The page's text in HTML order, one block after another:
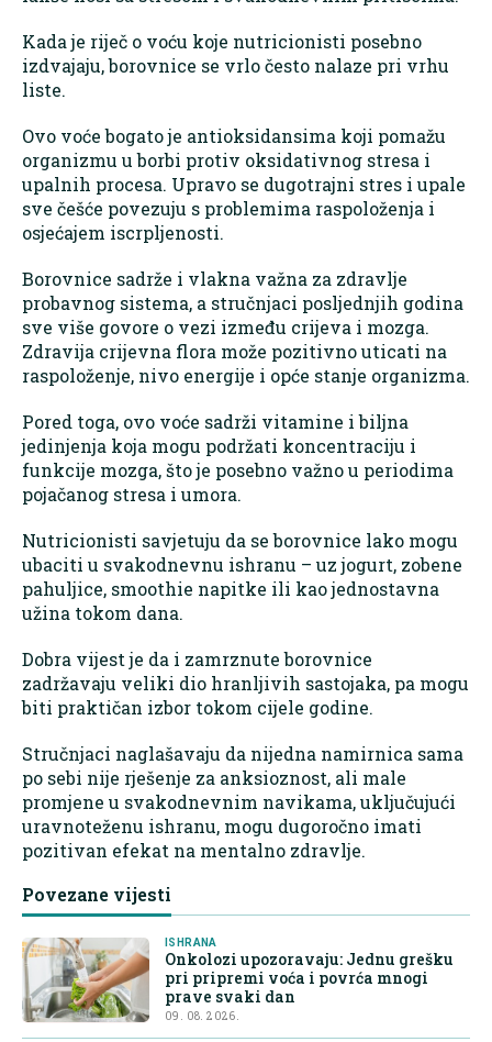
Kada je riječ o voću koje nutricionisti posebno
izdvajaju, borovnice se vrlo često nalaze pri vrhu
liste.
Ovo voće bogato je antioksidansima koji pomažu
organizmu u borbi protiv oksidativnog stresa i
upalnih procesa. Upravo se dugotrajni stres i upale
sve češće povezuju s problemima raspoloženja i
osjećajem iscrpljenosti.
Borovnice sadrže i vlakna važna za zdravlje
probavnog sistema, a stručnjaci posljednjih godina
sve više govore o vezi između crijeva i mozga.
Zdravija crijevna flora može pozitivno uticati na
raspoloženje, nivo energije i opće stanje organizma.
Pored toga, ovo voće sadrži vitamine i biljna
jedinjenja koja mogu podržati koncentraciju i
funkcije mozga, što je posebno važno u periodima
pojačanog stresa i umora.
Nutricionisti savjetuju da se borovnice lako mogu
ubaciti u svakodnevnu ishranu – uz jogurt, zobene
pahuljice, smoothie napitke ili kao jednostavna
užina tokom dana.
Dobra vijest je da i zamrznute borovnice
zadržavaju veliki dio hranljivih sastojaka, pa mogu
biti praktičan izbor tokom cijele godine.
Stručnjaci naglašavaju da nijedna namirnica sama
po sebi nije rješenje za anksioznost, ali male
promjene u svakodnevnim navikama, uključujući
uravnoteženu ishranu, mogu dugoročno imati
pozitivan efekat na mentalno zdravlje.
Povezane vijesti
ISHRANA
Onkolozi upozoravaju: Jednu grešku
pri pripremi voća i povrća mnogi
prave svaki dan
09. 08. 2026.